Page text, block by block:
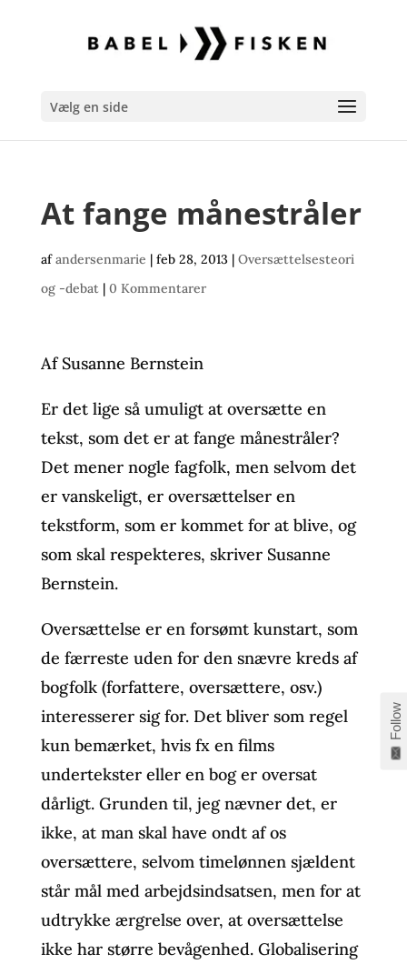
Vælg en side
At fange månestråler
afandersenmarie | feb 28, 2013| Oversættelsesteori
og -debat| 0 Kommentarer
Af Susanne Bernstein
Er det lige så umuligt at oversætte en
tekst, som det er at fange månestråler?
Det mener nogle fagfolk, men selvom det
er vanskeligt, er oversættelser en
tekstform, som er kommet for at blive, og
som skal respekteres, skriver Susanne
Bernstein.
Oversættelse er en forsømt kunstart, som
de færreste uden for den snævre kreds af
bogfolk (forfattere, oversættere, osv.)
interesserer sig for. Det bliver som regel
kun bemærket, hvis fx en films
undertekster eller en bog er oversat
dårligt. Grunden til, jeg nævner det, er
ikke, at man skal have ondt af os
oversættere, selvom timelønnen sjældent
står mål med arbejdsindsatsen, men for at
udtrykke ærgrelse over, at oversættelse
ikke har større bevågenhed. Globalisering
Follow